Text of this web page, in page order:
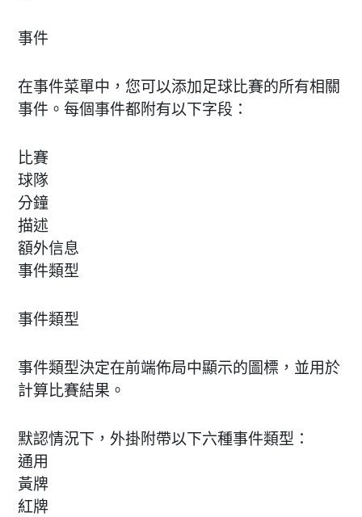
事件
在事件菜單中，您可以添加足球比賽的所有相關
事件。每個事件都附有以下字段：
比賽
球隊
分鐘
描述
額外信息
事件類型
事件類型
事件類型決定在前端佈局中顯示的圖標，並用於
計算比賽結果。
默認情況下，外掛附帶以下六種事件類型：
通用
黃牌
紅牌